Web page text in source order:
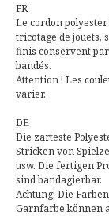
FR
Le cordon
tricotage de jouets,
finis conservent
bandés.
Attention ! Les
varier.
DE
Die zarteste
Stricken von
usw. Die fertigen
sind bandagierbar.
Achtung! Die
Garnfarbe können